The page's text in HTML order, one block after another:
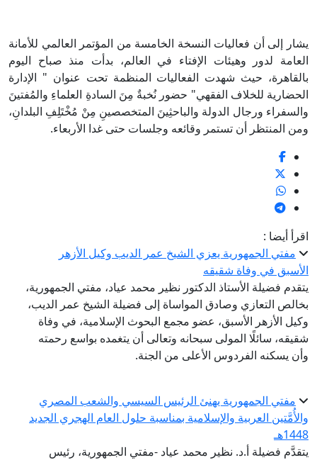
يشار إلى أن فعاليات النسخة الخامسة من المؤتمر العالمي للأمانة
العامة لدور وهيئات الإفتاء في العالم، بدأت منذ صباح اليوم
بالقاهرة، حيث شهدت الفعاليات المنظمة تحت عنوان " الإدارة
الحضارية للخلاف الفقهي" حضور نُخبةٌ مِنَ السادةِ العلماءِ والمُفتينَ
والسفراء ورجال الدولة والباحثِينَ المتخصصينِ مِنْ مُخْتَلِفِ البلدانِ،
ومن المنتظر أن تستمر وقائعه وجلسات حتى غدا الأربعاء.
اقرأ أيضا :
مفتي الجمهورية يعزي الشيخ عمر الديب وكيل الأزهر
الأسبق في وفاة شقيقه
يتقدم فضيلة الأستاذ الدكتور نظير محمد عياد، مفتي الجمهورية،
بخالص التعازي وصادق المواساة إلى فضيلة الشيخ عمر الديب،
وكيل الأزهر الأسبق، عضو مجمع البحوث الإسلامية، في وفاة
شقيقه، سائلًا المولى سبحانه وتعالى أن يتغمده بواسع رحمته
وأن يسكنه الفردوس الأعلى من الجنة.
مفتي الجمهورية يهنئ الرئيس السيسي والشعب المصري
والأُمَّتين العربية والإسلامية بمناسبة حلول العام الهجري الجديد
1448هـ
يتقدَّم فضيلة أ.د. نظير محمد عياد -مفتي الجمهورية، رئيس